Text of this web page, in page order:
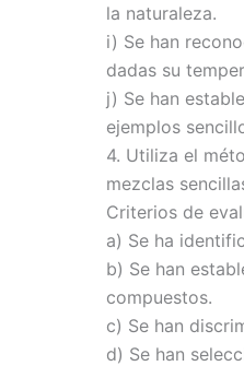
la naturaleza.
i) Se han
dadas su
j) Se han
ejemplos
4. Utiliza el
mezclas
Criterios de
a) Se ha
b) Se han
compuestos.
c) Se han
d) Se han